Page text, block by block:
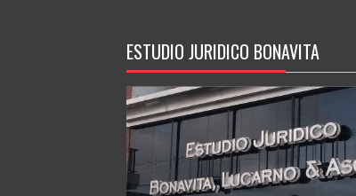
ESTUDIO JURIDICO BONAVITA